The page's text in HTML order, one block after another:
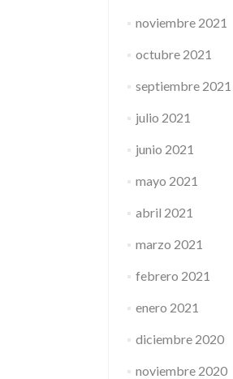
noviembre 2021
octubre 2021
septiembre 2021
julio 2021
junio 2021
mayo 2021
abril 2021
marzo 2021
febrero 2021
enero 2021
diciembre 2020
noviembre 2020